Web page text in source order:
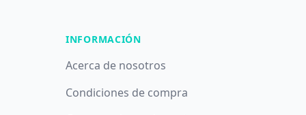
INFORMACIÓN
Acerca de nosotros
Condiciones de compra